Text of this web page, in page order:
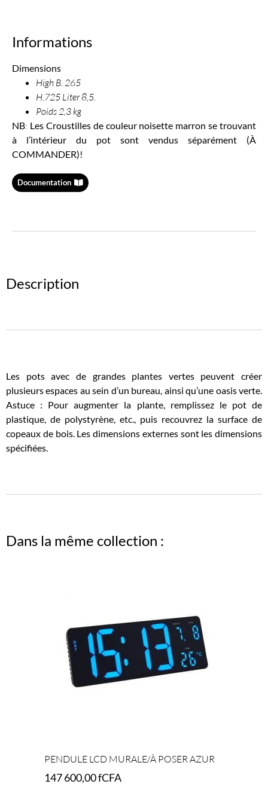
Informations
Dimensions
High B. 265
H.725 Liter 8,5.
Poids 2,3 kg
NB: Les Croustilles de couleur noisette marron se trouvant
à l’intérieur du pot sont vendus séparément (À
COMMANDER)!
Documentation
Description
Les pots avec de grandes plantes vertes peuvent créer
plusieurs espaces au sein d’un bureau, ainsi qu’une oasis verte.
Astuce : Pour augmenter la plante, remplissez le pot de
plastique, de polystyrène, etc., puis recouvrez la surface de
copeaux de bois. Les dimensions externes sont les dimensions
spécifiées.
Dans la même collection :
PENDULE LCD MURALE/À POSER AZUR
147 600,00fCFA